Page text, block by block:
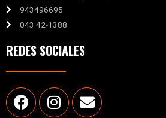
943496695
043 42-1388
REDES SOCIALES